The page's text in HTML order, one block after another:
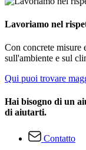
Lavoriamo nel
Con concrete misure
sull'ambiente e sul
Qui puoi trovare
Hai bisogno di un
di aiutarti.
Contatto